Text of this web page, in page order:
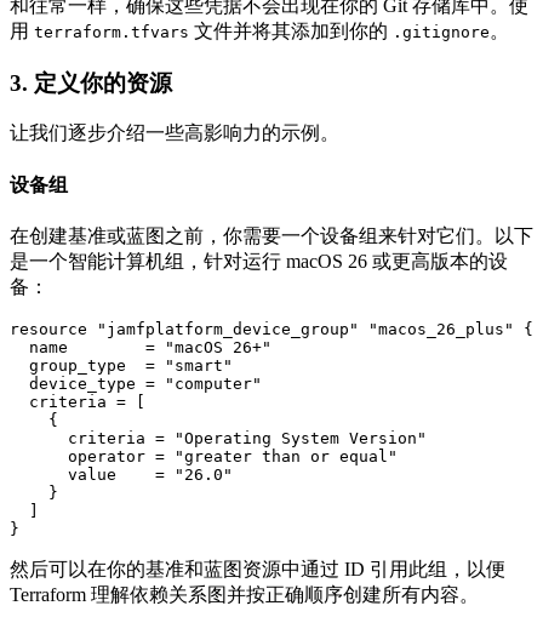
和往常一样，确保这些凭据不会出现在你的 Git 存储库中。使
用 terraform.tfvars 文件并将其添加到你的 .gitignore 。
3. 定义你的资源
让我们逐步介绍一些高影响力的示例。
设备组
在创建基准或蓝图之前，你需要一个设备组来针对它们。以下
是一个智能计算机组，针对运行 macOS 26 或更高版本的设
备：
resource "jamfplatform_device_group" "macos_26_plus" {
  name        = "macOS 26+"
  group_type  = "smart"
  device_type = "computer"
  criteria = [
    {
      criteria = "Operating System Version"
      operator = "greater than or equal"
      value    = "26.0"
    }
然后可以在你的基准和蓝图资源中通过 ID 引用此组，以便
Terraform 理解依赖关系图并按正确顺序创建所有内容。